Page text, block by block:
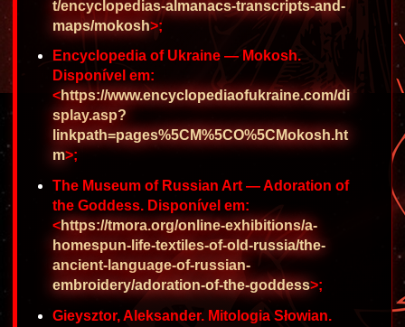
t/encyclopedias-almanacs-transcripts-and-
maps/mokosh>;
Encyclopedia of Ukraine — Mokosh.
Disponível em:
<https://www.encyclopediaofukraine.com/di
splay.asp?
linkpath=pages%5CM%5CO%5CMokosh.ht
m>;
The Museum of Russian Art — Adoration of
the Goddess. Disponível em:
<https://tmora.org/online-exhibitions/a-
homespun-life-textiles-of-old-russia/the-
ancient-language-of-russian-
embroidery/adoration-of-the-goddess>;
Gieysztor, Aleksander. Mitologia Słowian.